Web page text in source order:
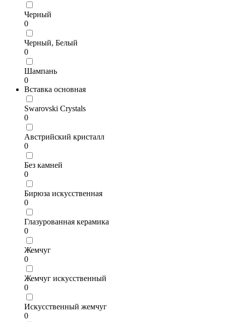
Черный
0
Черный, Белый
0
Шампань
0
Вставка основная
Swarovski Crystals
0
Австрийский кристалл
0
Без камней
0
Бирюза искусственная
0
Глазурованная керамика
0
Жемчуг
0
Жемчуг искусственный
0
Искусственный жемчуг
0